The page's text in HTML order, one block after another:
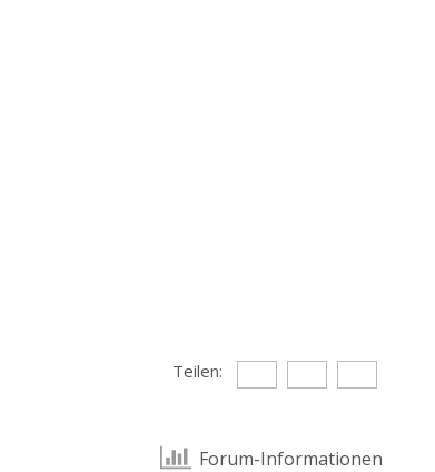
Teilen:
Forum-Informationen